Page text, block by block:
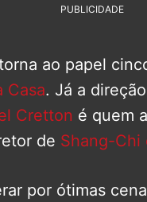
PUBLICIDADE
ao papel
Casa. Já a
Cretton é quem
de Shang-Chi
por ótimas